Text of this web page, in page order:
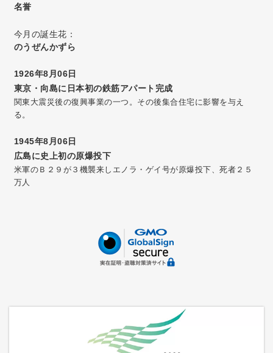
名誉
今月の誕生花：
のうぜんかずら
1926年8月06日
東京・向島に日本初の鉄筋アパート完成
関東大震災後の復興事業の一つ。その後集合住宅に影響を与え
る。
1945年8月06日
広島に史上初の原爆投下
米軍のＢ２９が３機襲来しエノラ・ゲイ号が原爆投下、死者２５
万人